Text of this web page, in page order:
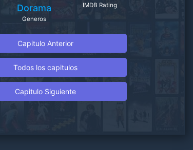
Dorama
Generos
IMDB Rating
Capitulo Anterior
Todos los capitulos
Capitulo Siguiente